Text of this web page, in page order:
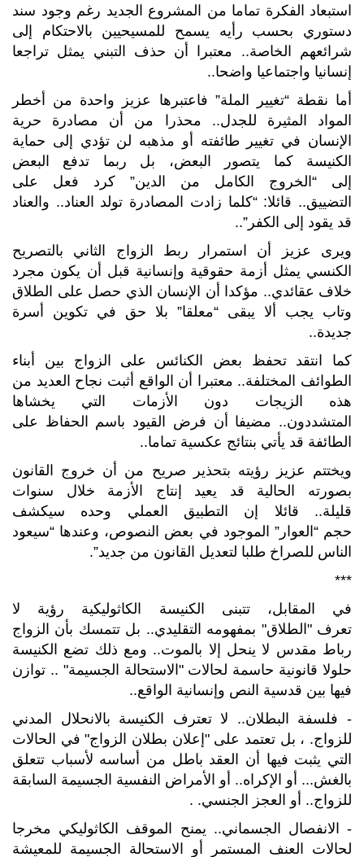
استبعاد الفكرة تماما من المشروع الجديد رغم وجود سند
دستوري بحسب رأيه يسمح للمسيحيين بالاحتكام إلى
شرائعهم الخاصة.. معتبرا أن حذف التبني يمثل تراجعا
إنسانيا واجتماعيا واضحا..
أما نقطة “تغيير الملة” فاعتبرها عزيز واحدة من أخطر
المواد المثيرة للجدل.. محذرا من أن مصادرة حرية
الإنسان في تغيير طائفته أو مذهبه لن تؤدي إلى حماية
الكنيسة كما يتصور البعض، بل ربما تدفع البعض
إلى “الخروج الكامل من الدين” كرد فعل على
التضييق.. قائلا: “كلما زادت المصادرة تولد العناد.. والعناد
قد يقود إلى الكفر”..
ويرى عزيز أن استمرار ربط الزواج الثاني بالتصريح
الكنسي يمثل أزمة حقوقية وإنسانية قبل أن يكون مجرد
خلاف عقائدي.. مؤكدا أن الإنسان الذي حصل على الطلاق
وتاب يجب ألا يبقى “معلقا” بلا حق في تكوين أسرة
جديدة..
كما انتقد تحفظ بعض الكنائس على الزواج بين أبناء
الطوائف المختلفة.. معتبرا أن الواقع أثبت نجاح العديد من
هذه الزيجات دون الأزمات التي يخشاها
المتشددون.. مضيفا أن فرض القيود باسم الحفاظ على
الطائفة قد يأتي بنتائج عكسية تماما..
ويختتم عزيز رؤيته بتحذير صريح من أن خروج القانون
بصورته الحالية قد يعيد إنتاج الأزمة خلال سنوات
قليلة.. قائلا إن التطبيق العملي وحده سيكشف
حجم “العوار” الموجود في بعض النصوص، وعندها “سيعود
الناس للصراخ طلبا لتعديل القانون من جديد”.
***
في المقابل، تتبنى الكنيسة الكاثوليكية رؤية لا
تعرف "الطلاق" بمفهومه التقليدي.. بل تتمسك بأن الزواج
رباط مقدس لا ينحل إلا بالموت.. ومع ذلك تضع الكنيسة
حلولا قانونية حاسمة لحالات "الاستحالة الجسيمة" .. توازن
فيها بين قدسية النص وإنسانية الواقع..
- فلسفة البطلان.. لا تعترف الكنيسة بالانحلال المدني
للزواج. ، بل تعتمد على "إعلان بطلان الزواج" في الحالات
التي يثبت فيها أن العقد باطل من أساسه لأسباب تتعلق
بالغش... أو الإكراه.. أو الأمراض النفسية الجسيمة السابقة
للزواج.. أو العجز الجنسي. .
- الانفصال الجسماني.. يمنح الموقف الكاثوليكي مخرجا
لحالات العنف المستمر أو الاستحالة الجسيمة للمعيشة